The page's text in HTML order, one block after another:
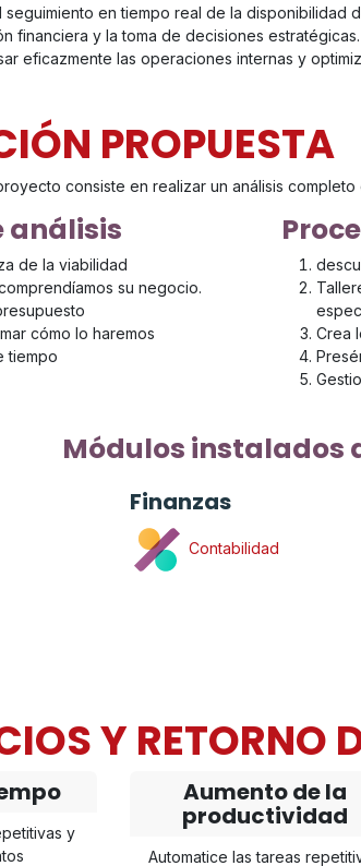
seguimiento en tiempo real de la disponibilidad
financiera y la toma de decisiones
eficazmente las operaciones internas y
PROPUESTA
consiste en realizar un análisis
análisis
de la viabilidad
su negocio.
cómo lo haremos
tiempo
Crea
Módulos instalados
Finanzas
Contabilidad
Y RETORNO
y
Aumento de la
productividad
Automatice las tareas